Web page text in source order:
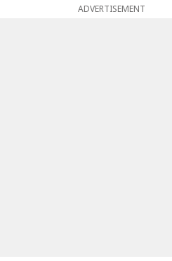
ADVERTISEMENT